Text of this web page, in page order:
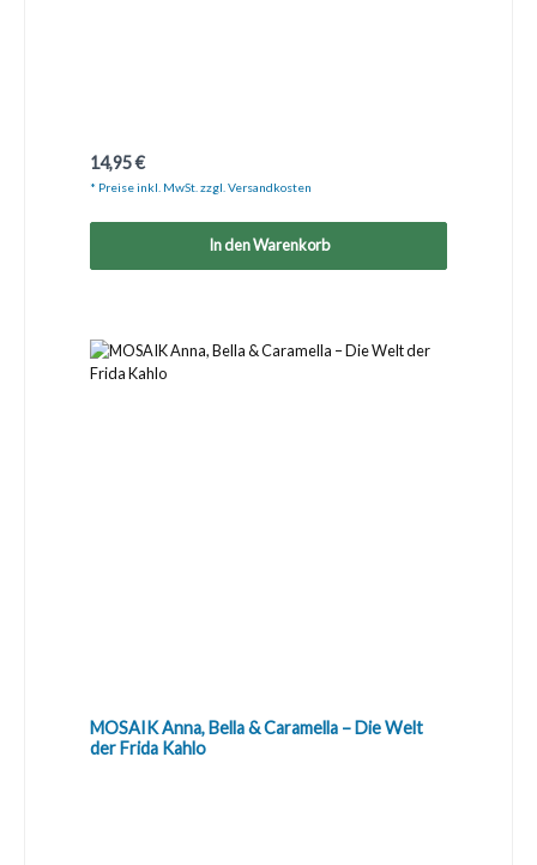
Regulärer Preis:
14,95 €
* Preise inkl. MwSt. zzgl. Versandkosten
In den Warenkorb
MOSAIK Anna, Bella & Caramella – Die Welt
der Frida Kahlo